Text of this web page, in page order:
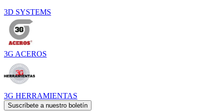
3D SYSTEMS
3G ACEROS
3G HERRAMIENTAS
Suscríbete a nuestro boletín